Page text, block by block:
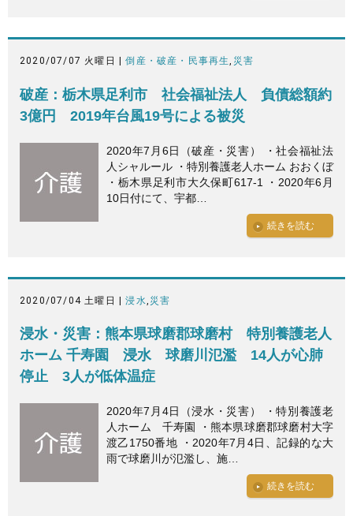
2020/07/07 火曜日 |倒産・破産・民事再生 災害
破産：栃木県足利市 社会福祉法人 負債総額約
3億円 2019年台風19号による被災
2020年7月6日（破産・災害） ・社会福祉法
人シャルール ・特別養護老人ホーム おおくぼ
・栃木県足利市大久保町617-1 ・2020年6月
10日付にて、宇都…
続きを読む
2020/07/04 土曜日 |浸水 災害
浸水・災害：熊本県球磨郡球磨村 特別養護老人
ホーム 千寿園 浸水 球磨川氾濫 14人が心肺
停止 3人が低体温症
2020年7月4日（浸水・災害） ・特別養護老
人ホーム 千寿園 ・熊本県球磨郡球磨村大字
渡乙1750番地 ・2020年7月4日、記録的な大
雨で球磨川が氾濫し、施…
続きを読む